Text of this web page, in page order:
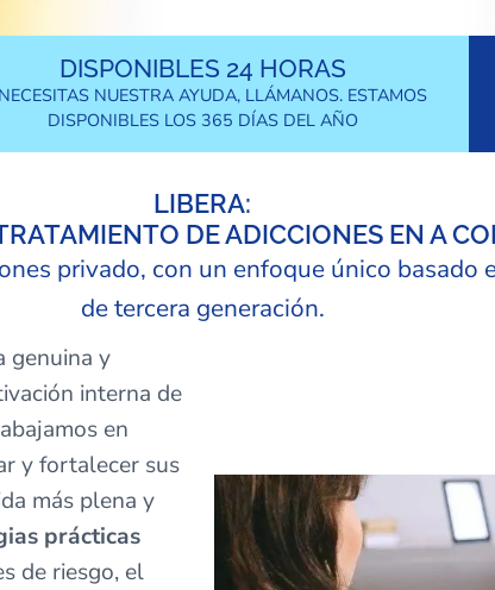
DISPONIBLES 24 HORAS
NUESTRA AYUDA, LLÁMANOS. ESTAMOS
DISPONIBLES LOS 365 DÍAS DEL AÑO
LIBERA:
DE ADICCIONES EN A
privado, con un enfoque único basado
de tercera generación.
genuina y
interna de
en
y fortalecer sus
más plena y
prácticas
de riesgo, el